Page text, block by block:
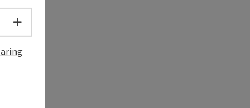
Taalkeuze - menu openen